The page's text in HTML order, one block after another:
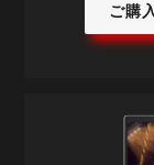
ご購